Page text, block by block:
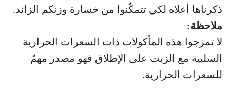
ذكرناها أعلاه لكي تتمكّنوا من خسارة وزنكم الزائد.
ملاحظة:
لا تمزجوا هذه المأكولات ذات السعرات الحرارية
السلبية مع الزيت على الإطلاق فهو مصدر مهمّ
للسعرات الحرارية.